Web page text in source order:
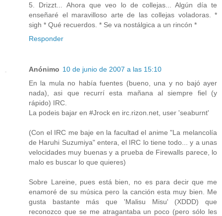
5. Drizzt... Ahora que veo lo de collejas... Algún día te
enseñaré el maravilloso arte de las collejas voladoras. *
sigh * Qué recuerdos. * Se va nostálgica a un rincón *
Responder
Anónimo 10 de junio de 2007 a las 15:10
En la mula no había fuentes (bueno, una y no bajó ayer
nada), asi que recurrí esta mañana al siempre fiel (y
rápido) IRC.
La podeis bajar en #Jrock en irc.rizon.net, user 'seaburnt'
(Con el IRC me baje en la facultad el anime "La melancolía
de Haruhi Suzumiya" entera, el IRC lo tiene todo... y a unas
velocidades muy buenas y a prueba de Firewalls parece, lo
malo es buscar lo que quieres)
Sobre Lareine, pues está bien, no es para decir que me
enamoré de su música pero la canción esta muy bien. Me
gusta bastante más que 'Malisu Misu' (XDDD) que
reconozco que se me atragantaba un poco (pero sólo les